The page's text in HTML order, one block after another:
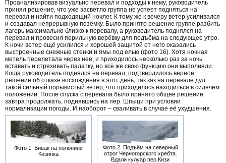
Проанализировав визуально перевал и подходы к нему, руководитель
принял решение, что уже засветло группа не успеет подняться на
перевал и найти подходящий ночлег. К тому же к вечеру ветер усиливался
и создавал непрерывную позёмку. Было принято решение группе разбить
лагерь максимально близко к перевалу, а руководитель поднялся на
перевал и провесил перильную верёвку для подъёма на следующее утро.
К ночи ветер ещё усилился и хорошей защитой от него оказались
выстроенные снежные стенки и ямы под елью (фото 16). Хотя ночная
метель перелетала через неё, и приходилось несколько раз за ночь
вставать и стряхивать палатку, но всё же свою функцию они выполняли.
Когда руководитель поднялся на перевал, подтвердилось верное
решение об отказе восхождения в этот день, так как на перевале дул
такой сильный порывистый ветер, что приходилось находиться в сидячем
положении. После спуска с перевала было принято общее решение
завтра продолжать, поднявшись на пер. Шпыци при условии
нормализации погоды. И наоборот – сваливать в случае её ухудшения.
Фото 1. Бивак на полонине
Кизинка
Фото 2. Подъём на северный
отрог Черногорского хребта.
Вдали кулуар пер.Кизи